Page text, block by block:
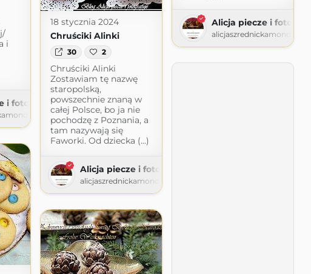
Alicja piecze i
i
i fotografuje
18 stycznia 2024
Chruściki Alinki
30 2
Chruściki Alinki
Zostawiam tę nazwę
staropolską,
powszechnie znaną w
całej Polsce, bo ja nie
pochodzę z Poznania, a
tam nazywają się
Faworki. Od dziecka (...)
Alicja piecze i fotografuje
alicjaszrednickamondr.wordpress.com